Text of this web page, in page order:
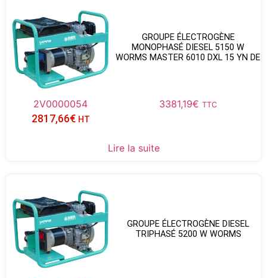
GROUPE ÉLECTROGÈNE
MONOPHASÉ DIESEL 5150 W
WORMS MASTER 6010 DXL 15 YN DE
2V0000054 3381,19€ TTC
2817,66€ HT
Lire la suite
GROUPE ÉLECTROGÈNE DIESEL
TRIPHASÉ 5200 W WORMS